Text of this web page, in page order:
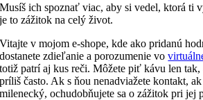
Musíš ich spoznať viac, aby si vedel, ktorá ti
je to zážitok na celý život.
Vitajte v mojom e-shope, kde ako pridanú
dostanete zdieľanie a porozumenie vo
totiž patrí aj kus reči. Môžete piť kávu len tak,
príliš často. Ak s ňou nenadviažete kontakt,
milenecký, ochudobňujete sa o zážitok pri jej